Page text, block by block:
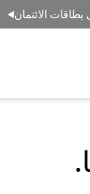
الائتمان